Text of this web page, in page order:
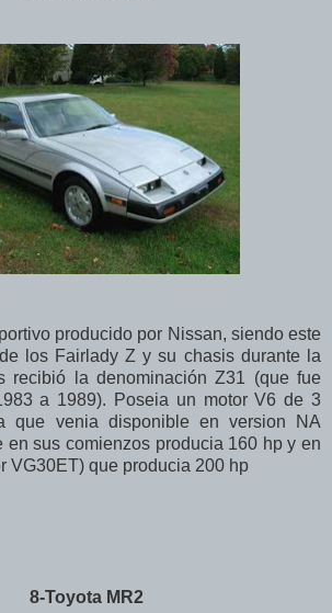
producido por Nissan, siendo este
los Fairlady Z y su chasis durante la
recibió la denominación Z31 (que fue
a 1989). Poseia un motor V6 de 3
que venia disponible en version NA
en sus comienzos producia 160 hp y en
VG30ET) que producia 200 hp
8-Toyota MR2